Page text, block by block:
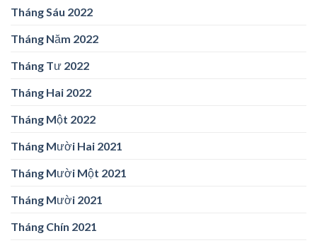
Tháng Sáu 2022
Tháng Năm 2022
Tháng Tư 2022
Tháng Hai 2022
Tháng Một 2022
Tháng Mười Hai 2021
Tháng Mười Một 2021
Tháng Mười 2021
Tháng Chín 2021